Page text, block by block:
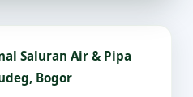
Saluran Air & Pipa
Bogor